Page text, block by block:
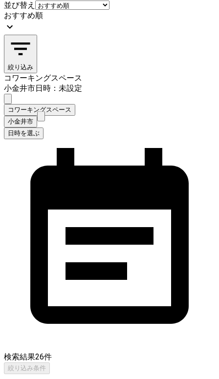
並び替え
おすすめ順
絞り込み
コワーキングスペース
小金井市日時：未設定
コワーキングスペース
小金井市
日時を選ぶ
検索結果26件
絞り込み条件